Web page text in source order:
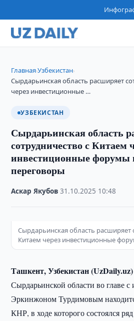
Главная›Узбекистан›
Сырдарьинская область расширяет
через инвестиционные …
УЗБЕКИСТАН
Сырдарьинская область
сотрудничество с Китаем
инвестиционные форумы
переговоры
Аскар Якубов ·31.10.2025 10:48
Сырдарьинская область расширяет
Китаем через инвестиционные
Ташкент, Узбекистан
Сырдарьинской области во главе с
Эркинжоном Турдимовым
КНР, в ходе которого состоялся